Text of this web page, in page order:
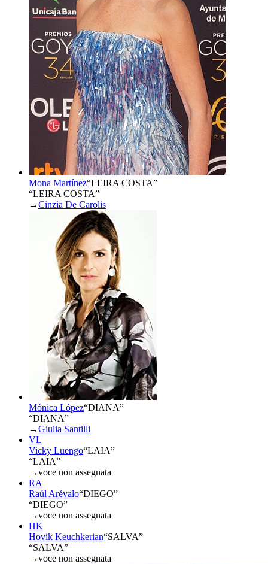
Mona Martínez“LEIRA COSTA”
“LEIRA COSTA”
→Cinzia De Carolis
Mónica López“DIANA”
“DIANA”
→Giulia Santilli
VL
Vicky Luengo“LAIA”
“LAIA”
→voce non assegnata
RA
Raúl Arévalo“DIEGO”
“DIEGO”
→voce non assegnata
HK
Hovik Keuchkerian“SALVA”
“SALVA”
→voce non assegnata